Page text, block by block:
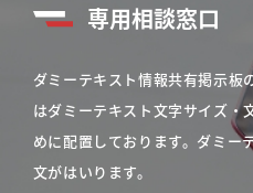
専用相談窓口
ダミーテキスト情報共有掲示板
はダミーテキスト文字サイズ・
めに配置しております。ダミー
文がはいります。